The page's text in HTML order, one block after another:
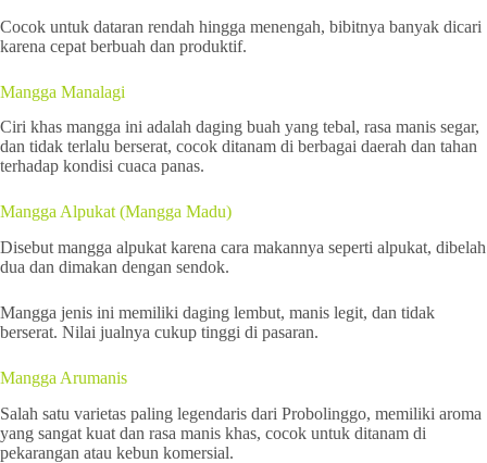
Cocok untuk dataran rendah hingga menengah, bibitnya banyak dicari
karena cepat berbuah dan produktif.
Mangga Manalagi
Ciri khas mangga ini adalah daging buah yang tebal, rasa manis segar,
dan tidak terlalu berserat, cocok ditanam di berbagai daerah dan tahan
terhadap kondisi cuaca panas.
Mangga Alpukat (Mangga Madu)
Disebut mangga alpukat karena cara makannya seperti alpukat, dibelah
dua dan dimakan dengan sendok.
Mangga jenis ini memiliki daging lembut, manis legit, dan tidak
berserat. Nilai jualnya cukup tinggi di pasaran.
Mangga Arumanis
Salah satu varietas paling legendaris dari Probolinggo, memiliki aroma
yang sangat kuat dan rasa manis khas, cocok untuk ditanam di
pekarangan atau kebun komersial.